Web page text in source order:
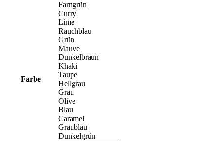
Farbe
Farngrün
Curry
Lime
Rauchblau
Grün
Mauve
Dunkelbraun
Khaki
Taupe
Hellgrau
Grau
Olive
Blau
Caramel
Graublau
Dunkelgrün